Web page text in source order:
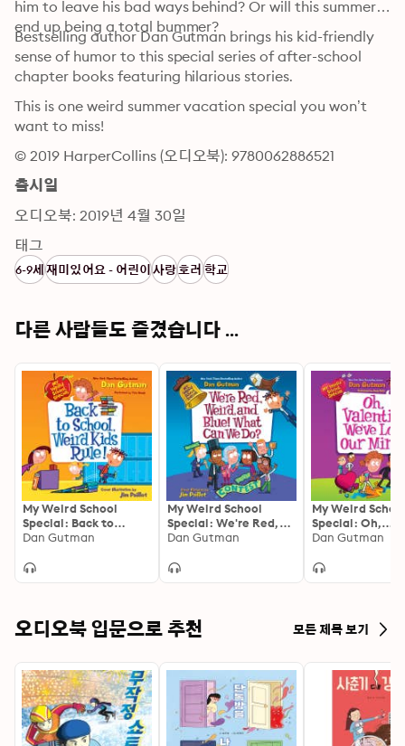
him to leave his bad ways behind? Or will this summer
end up being a total bummer?
Bestselling author Dan Gutman brings his kid-friendly
sense of humor to this special series of after-school
chapter books featuring hilarious stories.
This is one weird summer vacation special you won’t
want to miss!
© 2019 HarperCollins (오디오북): 9780062886521
출시일
오디오북: 2019년 4월 30일
태그
6-9세재미있어요 - 어린이사랑호러학교
다른 사람들도 즐겼습니다 ...
My Weird School
Special: Back to
School, Weird Kids
Dan Gutman
My Weird School
Special: We're Red,
Weird, and Blue!
Dan Gutman
My Weird
Special: Oh,
Valentine,
Dan Gutman
오디오북 입문으로 추천 모든 제목 보기